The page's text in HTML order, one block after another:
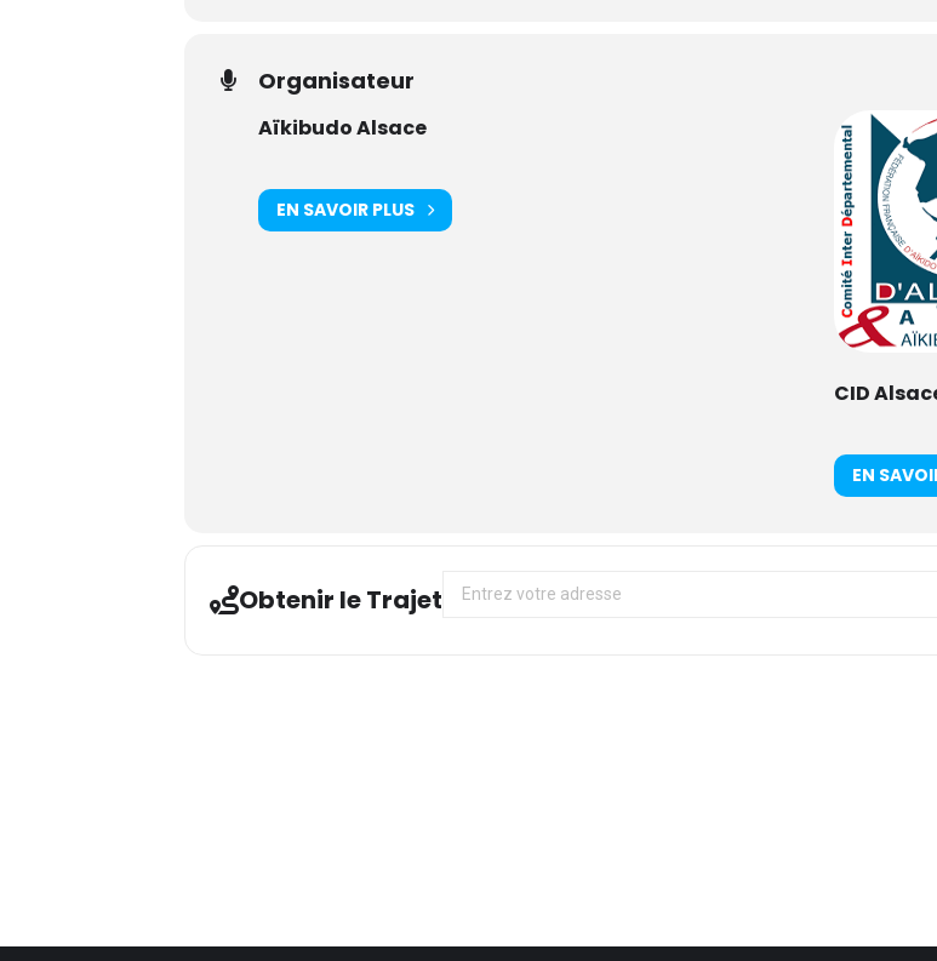
Organisateur
Aïkibudo Alsace
EN SAVOIR PLUS
CID
EN
Obtenir le Trajet Address - CID & COM 67 : Rencontre Aïkido - Aïkibudo à